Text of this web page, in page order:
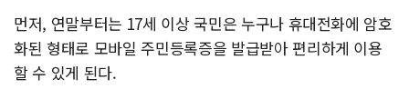
먼저, 연말부터는 17세 이상 국민은 누구나 휴대전화에 암호
화된 형태로 모바일 주민등록증을 발급받아 편리하게 이용
할 수 있게 된다.